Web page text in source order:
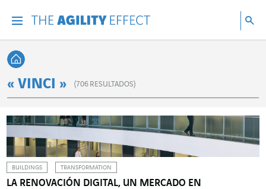
Volver a Inicio
« VINCI » (706 RESULTADOS)
BUILDINGS TRANSFORMATION
LA RENOVACIÓN DIGITAL, UN MERCADO EN